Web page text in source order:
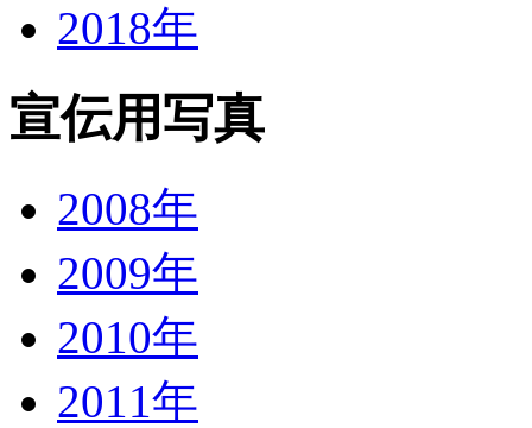
2018年
宣伝用写真
2008年
2009年
2010年
2011年